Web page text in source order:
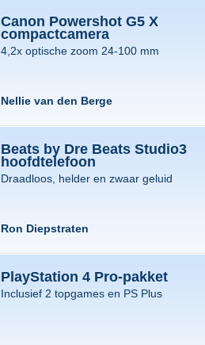
Canon Powershot G5 X
compactcamera
4,2x optische zoom 24-100 mm
Nellie van den Berge
Beats by Dre Beats Studio3
hoofdtelefoon
Draadloos, helder en zwaar geluid
Ron Diepstraten
PlayStation 4 Pro-pakket
Inclusief 2 topgames en PS Plus